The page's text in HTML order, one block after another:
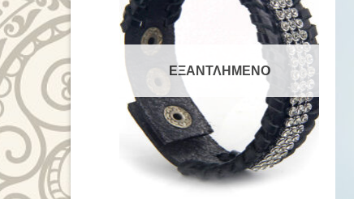
ΕΞΑΝΤΛΗΜΈΝΟ